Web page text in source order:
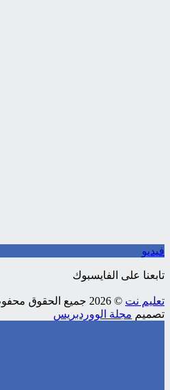
فيديو
تابعنا على الفايسبوك
تعليم نت © 2026 جميع الحقوق محفوظة.
تصميم مجلة الووردبريس